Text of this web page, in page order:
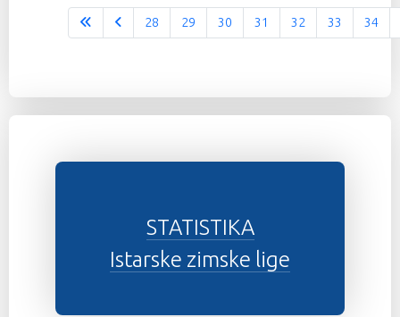
Stranica 36 od 37
28 29 30 31 32 33 34
STATISTIKA
Istarske zimske lige